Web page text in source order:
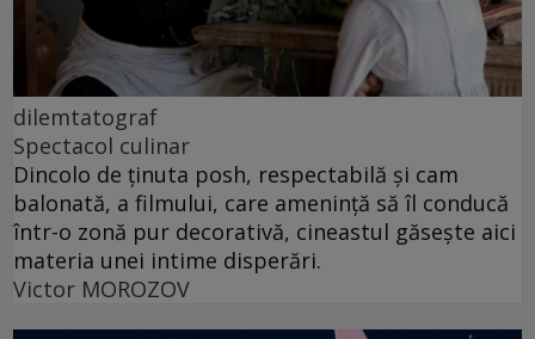
dilemtatograf
Spectacol culinar
Dincolo de ținuta posh, respectabilă și cam
balonată, a filmului, care amenință să îl conducă
într-o zonă pur decorativă, cineastul găsește aici
materia unei intime disperări.
Victor MOROZOV